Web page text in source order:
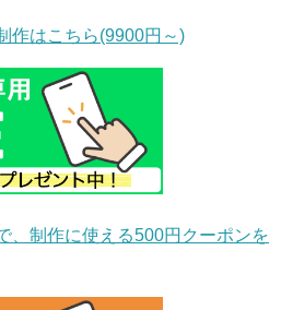
作はこちら(9900円～)
、制作に使える500円クーポンを